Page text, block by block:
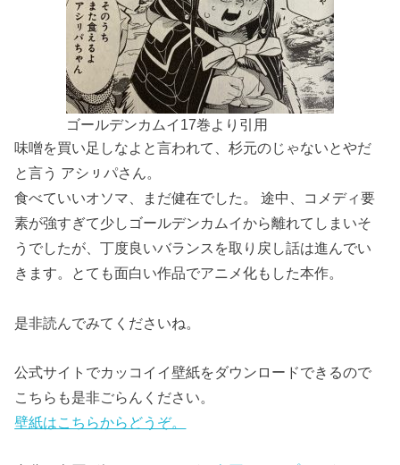
ゴールデンカムイ17巻より引用
味噌を買い足しなよと言われて、杉元のじゃないとやだ
と言う アシㇼパさん。
食べていいオソマ、まだ健在でした。 途中、コメディ要
素が強すぎて少しゴールデンカムイから離れてしまいそ
うでしたが、丁度良いバランスを取り戻し話は進んでい
きます。とても面白い作品でアニメ化もした本作。
是非読んでみてくださいね。
公式サイトでカッコイイ壁紙をダウンロードできるので
こちらも是非ごらんください。
壁紙はこちらからどうぞ。